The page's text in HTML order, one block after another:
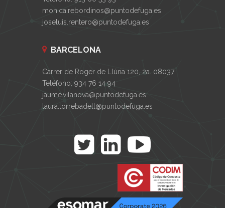
monica.rebordinos@puntodefuga.es
joseluis.rentero@puntodefuga.es
BARCELONA
Carrer de Roger de Llúria 120, 2a. 08037
Teléfono: 934 76 14 94
jaume.vilanova@puntodefuga.es
laura.torrebadell@puntodefuga.es